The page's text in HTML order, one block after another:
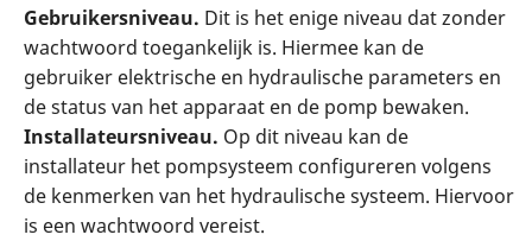
Gebruikersniveau. Dit is het enige niveau dat zonder
wachtwoord toegankelijk is. Hiermee kan de
gebruiker elektrische en hydraulische parameters en
de status van het apparaat en de pomp bewaken.
Installateursniveau. Op dit niveau kan de
installateur het pompsysteem configureren volgens
de kenmerken van het hydraulische systeem. Hiervoor
is een wachtwoord vereist.